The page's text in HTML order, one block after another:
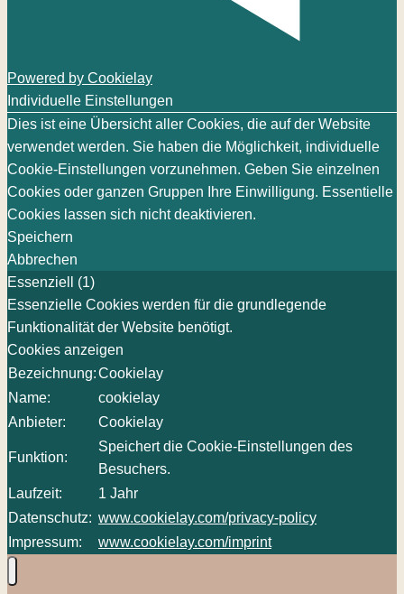
Powered by Cookielay
Individuelle Einstellungen
Dies ist eine Übersicht aller Cookies, die auf der Website
verwendet werden. Sie haben die Möglichkeit, individuelle
Cookie-Einstellungen vorzunehmen. Geben Sie einzelnen
Cookies oder ganzen Gruppen Ihre Einwilligung. Essentielle
Cookies lassen sich nicht deaktivieren.
Speichern
Abbrechen
Essenziell (1)
Essenzielle Cookies werden für die grundlegende
Funktionalität der Website benötigt.
Cookies anzeigen
Bezeichnung:Cookielay
Name:
cookielay
Anbieter:
Cookielay
Funktion:
Speichert die Cookie-Einstellungen des
Besuchers.
Laufzeit:
1 Jahr
Datenschutz: www.cookielay.com/privacy-policy
Impressum:
www.cookielay.com/imprint